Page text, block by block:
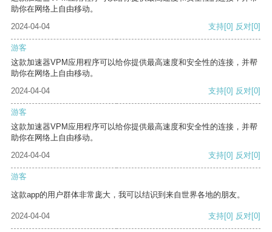
助你在网络上自由移动。
2024-04-04
支持[0] 反对[0]
游客
这款加速器VPM应用程序可以给你提供最高速度和安全性的连接，并帮
助你在网络上自由移动。
2024-04-04
支持[0] 反对[0]
游客
这款加速器VPM应用程序可以给你提供最高速度和安全性的连接，并帮
助你在网络上自由移动。
2024-04-04
支持[0] 反对[0]
游客
这款app的用户群体非常庞大，我可以结识到来自世界各地的朋友。
2024-04-04 支持[0] 反对[0]